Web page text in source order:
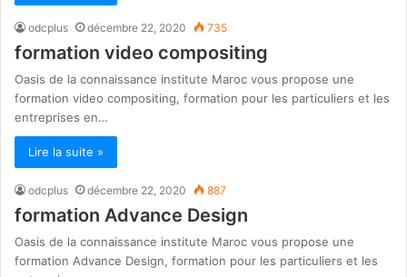
odcplus décembre 22, 2020 735
formation video compositing
Oasis de la connaissance institute Maroc vous propose une
formation video compositing, formation pour les particuliers et les
entreprises en…
Lire la suite »
odcplus décembre 22, 2020 887
formation Advance Design
Oasis de la connaissance institute Maroc vous propose une
formation Advance Design, formation pour les particuliers et les